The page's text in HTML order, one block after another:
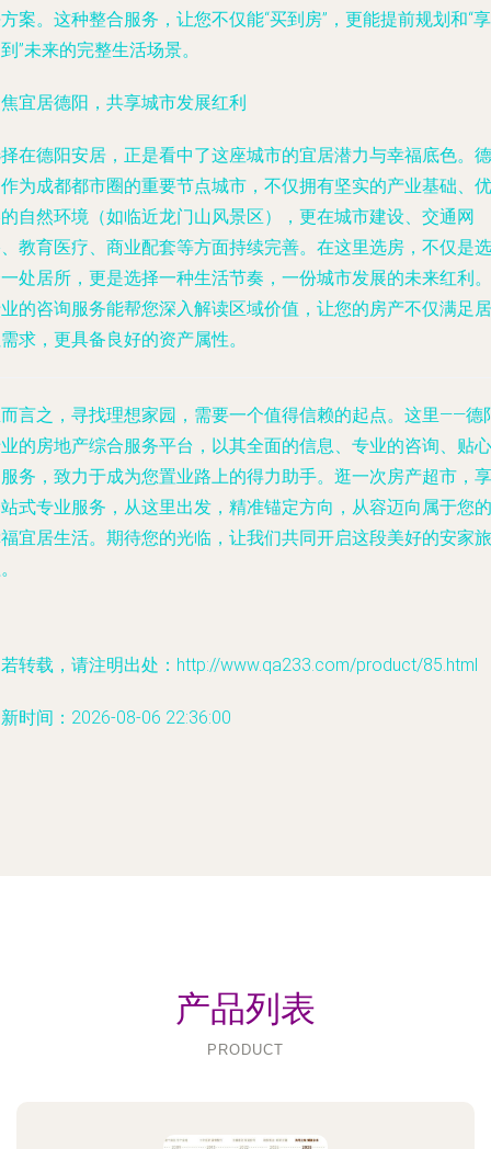
案。这种整合服务，让您不仅能“买到房”，更能提前规划和“享
”未来的完整生活场景。
宜居德阳，共享城市发展红利
在德阳安居，正是看中了这座城市的宜居潜力与幸福底色。德
为成都都市圈的重要节点城市，不仅拥有坚实的产业基础、优
自然环境（如临近龙门山风景区），更在城市建设、交通网
教育医疗、商业配套等方面持续完善。在这里选房，不仅是选
处居所，更是选择一种生活节奏，一份城市发展的未来红利。
的咨询服务能帮您深入解读区域价值，让您的房产不仅满足居
求，更具备良好的资产属性。
言之，寻找理想家园，需要一个值得信赖的起点。这里——德
的房地产综合服务平台，以其全面的信息、专业的咨询、贴心
务，致力于成为您置业路上的得力助手。逛一次房产超市，享
式专业服务，从这里出发，精准锚定方向，从容迈向属于您的
宜居生活。期待您的光临，让我们共同开启这段美好的安家旅
转载，请注明出处：http://www.qa233.com/product/85.html
时间：2026-08-06 22:36:00
产品列表
PRODUCT